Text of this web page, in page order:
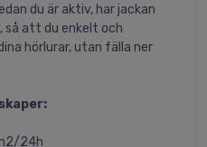
du är aktiv, har jackan
så att du enkelt och
hörlurar, utan fälla ner
24h